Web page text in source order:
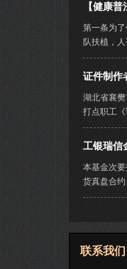
【健康
第一条为
队扶植，
证件制作
湖北省襄
打点职工《
工银瑞信
本基金次
货真盘合约
联系我们